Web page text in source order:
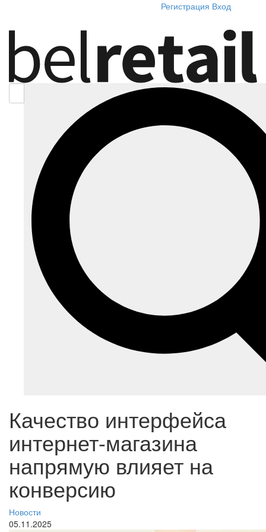
Регистрация Вход
Качество интерфейса
интернет-магазина
напрямую влияет на
конверсию
Новости
05.11.2025